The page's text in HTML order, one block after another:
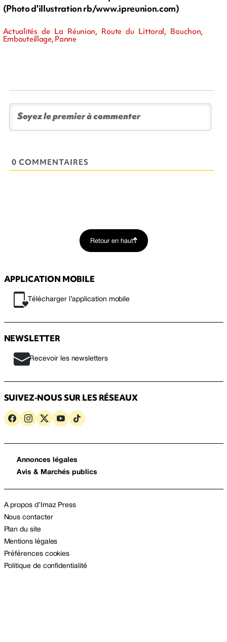
(Photo d'illustration rb/www.ipreunion.com)
Actualités de La Réunion, Route du Littoral, Bouchon,
Embouteillage, Panne
0 COMMENTAIRES
Retour en haut
APPLICATION MOBILE
Télécharger l’application mobile
NEWSLETTER
Recevoir les newsletters
SUIVEZ-NOUS SUR LES RÉSEAUX
Annonces légales
Avis & Marchés publics
A propos d’Imaz Press
Nous contacter
Plan du site
Mentions légales
Préférences cookies
Politique de confidentialité